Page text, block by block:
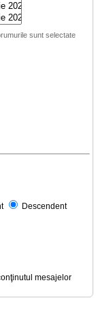
sunt selectate
Descendent
mesajelor